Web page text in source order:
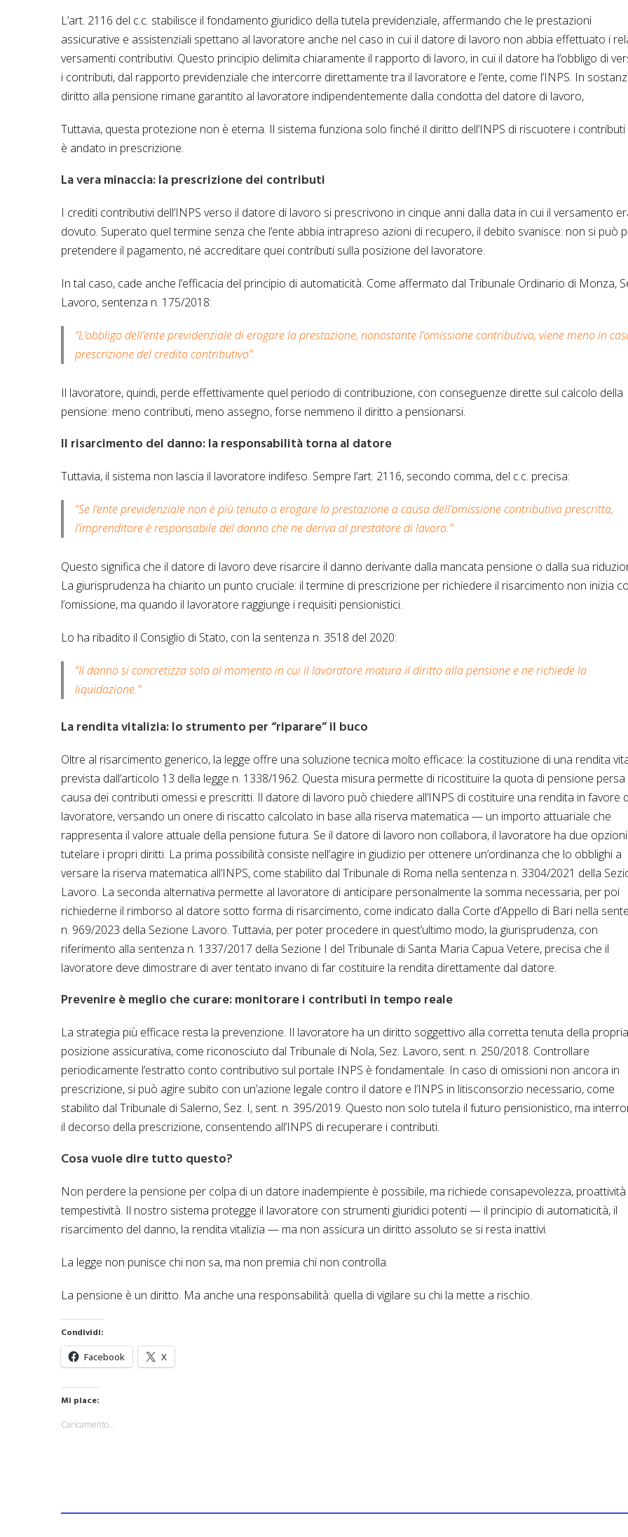
L’art. 2116 del c.c. stabilisce il fondamento giuridico della tutela previdenziale, affermando che le prestazioni
assicurative e assistenziali spettano al lavoratore anche nel caso in cui il datore di lavoro non abbia effettuato i
versamenti contributivi. Questo principio delimita chiaramente il rapporto di lavoro, in cui il datore ha l’obbligo di
i contributi, dal rapporto previdenziale che intercorre direttamente tra il lavoratore e l’ente, come l’INPS. In
diritto alla pensione rimane garantito al lavoratore indipendentemente dalla condotta del datore di lavoro,
Tuttavia, questa protezione non è eterna. Il sistema funziona solo finché il diritto dell’INPS di riscuotere i
è andato in prescrizione.
La vera minaccia: la prescrizione dei contributi
I crediti contributivi dell’INPS verso il datore di lavoro si prescrivono in cinque anni dalla data in cui il versamento
dovuto. Superato quel termine senza che l’ente abbia intrapreso azioni di recupero, il debito svanisce: non si può
pretendere il pagamento, né accreditare quei contributi sulla posizione del lavoratore.
In tal caso, cade anche l’efficacia del principio di automaticità. Come affermato dal Tribunale Ordinario di Monza,
Lavoro, sentenza n. 175/2018:
“L’obbligo dell’ente previdenziale di erogare la prestazione, nonostante l’omissione contributiva, viene meno in
prescrizione del credito contributivo”.
Il lavoratore, quindi, perde effettivamente quel periodo di contribuzione, con conseguenze dirette sul calcolo della
pensione: meno contributi, meno assegno, forse nemmeno il diritto a pensionarsi.
Il risarcimento del danno: la responsabilità torna al datore
Tuttavia, il sistema non lascia il lavoratore indifeso. Sempre l’art. 2116, secondo comma, del c.c. precisa:
“Se l’ente previdenziale non è più tenuto a erogare la prestazione a causa dell’omissione contributiva prescritta,
l’imprenditore è responsabile del danno che ne deriva al prestatore di lavoro.”
Questo significa che il datore di lavoro deve risarcire il danno derivante dalla mancata pensione o dalla sua
La giurisprudenza ha chiarito un punto cruciale: il termine di prescrizione per richiedere il risarcimento non inizia
l’omissione, ma quando il lavoratore raggiunge i requisiti pensionistici.
Lo ha ribadito il Consiglio di Stato, con la sentenza n. 3518 del 2020:
“Il danno si concretizza solo al momento in cui il lavoratore matura il diritto alla pensione e ne richiede la
liquidazione.”
La rendita vitalizia: lo strumento per “riparare” il buco
Oltre al risarcimento generico, la legge offre una soluzione tecnica molto efficace: la costituzione di una rendita
prevista dall’articolo 13 della legge n. 1338/1962. Questa misura permette di ricostituire la quota di pensione persa
causa dei contributi omessi e prescritti. Il datore di lavoro può chiedere all’INPS di costituire una rendita in favore
lavoratore, versando un onere di riscatto calcolato in base alla riserva matematica — un importo attuariale che
rappresenta il valore attuale della pensione futura. Se il datore di lavoro non collabora, il lavoratore ha due
tutelare i propri diritti. La prima possibilità consiste nell’agire in giudizio per ottenere un’ordinanza che lo obblighi a
versare la riserva matematica all’INPS, come stabilito dal Tribunale di Roma nella sentenza n. 3304/2021 della
Lavoro. La seconda alternativa permette al lavoratore di anticipare personalmente la somma necessaria, per poi
richiederne il rimborso al datore sotto forma di risarcimento, come indicato dalla Corte d’Appello di Bari nella
n. 969/2023 della Sezione Lavoro. Tuttavia, per poter procedere in quest’ultimo modo, la giurisprudenza, con
riferimento alla sentenza n. 1337/2017 della Sezione I del Tribunale di Santa Maria Capua Vetere, precisa che il
lavoratore deve dimostrare di aver tentato invano di far costituire la rendita direttamente dal datore.
Prevenire è meglio che curare: monitorare i contributi in tempo reale
La strategia più efficace resta la prevenzione. Il lavoratore ha un diritto soggettivo alla corretta tenuta della propria
posizione assicurativa, come riconosciuto dal Tribunale di Nola, Sez. Lavoro, sent. n. 250/2018. Controllare
periodicamente l’estratto conto contributivo sul portale INPS è fondamentale. In caso di omissioni non ancora in
prescrizione, si può agire subito con un’azione legale contro il datore e l’INPS in litisconsorzio necessario, come
stabilito dal Tribunale di Salerno, Sez. I, sent. n. 395/2019. Questo non solo tutela il futuro pensionistico, ma
il decorso della prescrizione, consentendo all’INPS di recuperare i contributi.
Cosa vuole dire tutto questo?
Non perdere la pensione per colpa di un datore inadempiente è possibile, ma richiede consapevolezza, proattività
tempestività. Il nostro sistema protegge il lavoratore con strumenti giuridici potenti — il principio di automaticità, il
risarcimento del danno, la rendita vitalizia — ma non assicura un diritto assoluto se si resta inattivi.
La legge non punisce chi non sa, ma non premia chi non controlla.
La pensione è un diritto. Ma anche una responsabilità: quella di vigilare su chi la mette a rischio.
Condividi:
Facebook X
Mi piace:
Caricamento...